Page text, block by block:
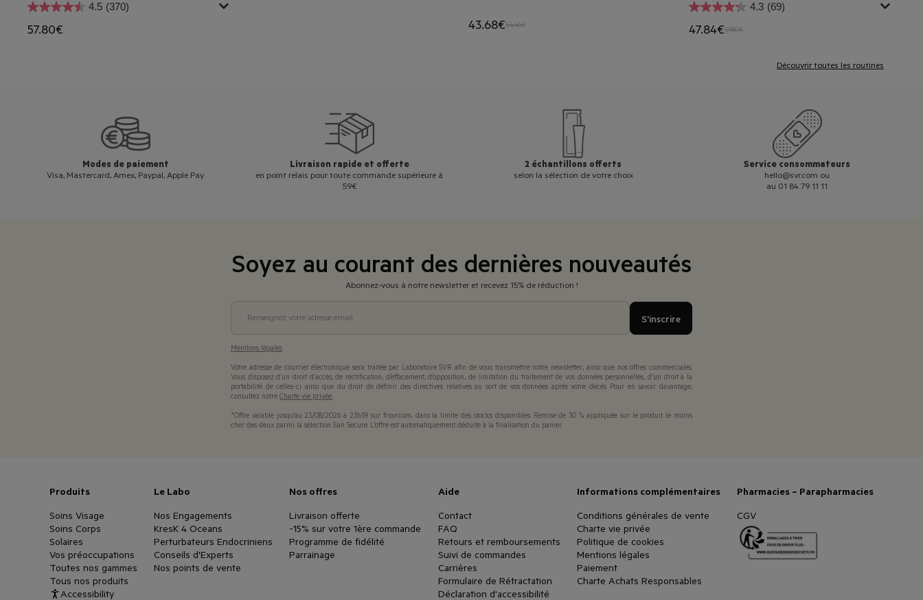
4.5 (370)
57.80€ 43.68€54.46€
4.3 (69)
47.84€59.80€
Découvrir toutes les routines
Modes de paiement
Visa, Mastercard, Amex, Paypal, Apple Pay
Livraison rapide et offerte
en point relais pour toute commande supérieure à
59€
2 échantillons offerts
selon la sélection de votre choix
Service consommateurs
hello@svr.com ou
au 01 84 79 11 11
Soyez au courant des dernières nouveautés
Abonnez-vous à notre newsletter et recevez 15% de réduction !
Renseignez votre adresse email S'inscrire
Mentions légales
Votre adresse de courrier électronique sera traitée par Laboratoire SVR afin de vous transmettre notre newsletter, ainsi que nos offres commerciales.
Vous disposez d’un droit d’accès, de rectification, d’effacement, d’opposition, de limitation du traitement de vos données personnelles, d’un droit à la
portabilité de celles-ci ainsi que du droit de définir des directives relatives au sort de vos données après votre décès. Pour en savoir davantage,
consultez notre Charte vie privée.
*Offre valable jusqu'au 23/08/2026 à 23h59 sur fr.svr.com, dans la limite des stocks disponibles. Remise de 30 % appliquée sur le produit le moins
cher des deux parmi la sélection Sun Secure. L'offre est automatiquement déduite à la finalisation du panier.
Produits
Soins Visage
Soins Corps
Solaires
Vos préoccupations
Toutes nos gammes
Tous nos produits
Accessibility
Le Labo
Nos Engagements
KresK 4 Oceans
Perturbateurs Endocriniens
Conseils d'Experts
Nos points de vente
Nos offres
Livraison offerte
-15% sur votre 1ère commande
Programme de fidélité
Parrainage
Aide
Contact
FAQ
Retours et remboursements
Suivi de commandes
Carrières
Formulaire de Rétractation
Déclaration d'accessibilité
Informations complémentaires
Conditions générales de vente
Charte vie privée
Politique de cookies
Mentions légales
Paiement
Charte Achats Responsables
Pharmacies – Parapharmacies
CGV
nos consommateurs, nous vous expliquons clairement l’usage de
chaque type de cookie 🍪 et vous laissons le choix de vos
préférences.
Les cookies strictement nécessaires sont indispensables
au fonctionnement du site​ et ne peuvent pas être désactivés.​
🎯 Les autres cookies nous permettent d’analyser les